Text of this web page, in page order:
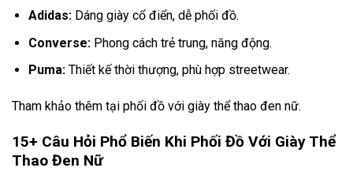
Adidas:Dáng giày cổ điển, dễ phối đồ.
Converse:Phong cách trẻ trung, năng động.
Puma:Thiết kế thời thượng, phù hợp streetwear.
Tham khảo thêm tại phối đồ với giày thể thao đen nữ.
15+ Câu Hỏi Phổ Biến Khi Phối Đồ Với Giày Thể
Thao Đen Nữ